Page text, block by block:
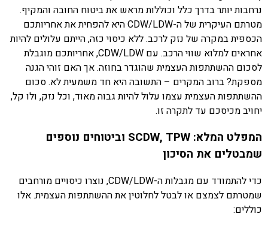
נרחבות יותר בדרך כלל וכוללות מראש את ביטוח החובה והמקיף.
מטרתם העיקרית של ה-CDW/LDW היא להפחית את אחריותכם
הכספית במקרה של נזק לרכב. ללא כיסוי כזה, הייתם עלולים להיות
אחראים למלוא שווי הרכב. עם CDW/LDW, אחריותכם מוגבלת
לסכום ההשתתפות העצמית שהוגדר בחוזה. אך האם זוהי הגנה
מספקת? ברוב המקרים – התשובה היא חד משמעית לא. סכום
ההשתתפות העצמית עצמו עלול להיות גבוה מאוד, וכל נזק, ולו קל,
יחויב מכיסכם עד לתקרה זו.
המפלט המלא: SCDW, TPW וביטוחים נוספים
שמבטלים את הסיכון
כדי להתמודד עם מגבלות ה-CDW/LDW, נוצרו כיסויים מורחבים
שמטרתם לצמצם או לבטל לחלוטין את ההשתתפות העצמית. אלו
כוללים: